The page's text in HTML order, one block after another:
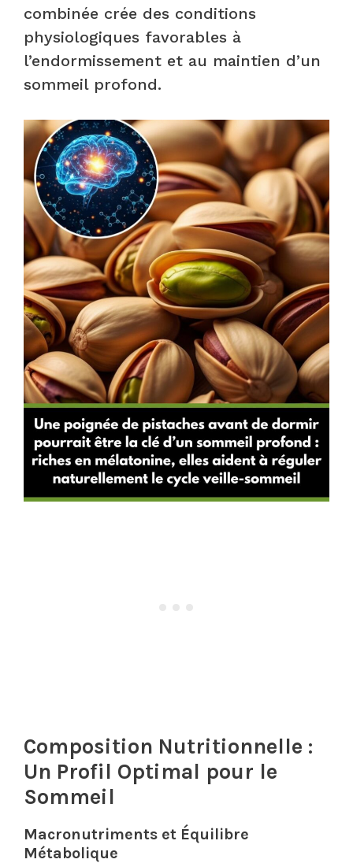
combinée crée des conditions
physiologiques favorables à
l’endormissement et au maintien d’un
sommeil profond.
Composition Nutritionnelle :
Un Profil Optimal pour le
Sommeil
Macronutriments et Équilibre
Métabolique